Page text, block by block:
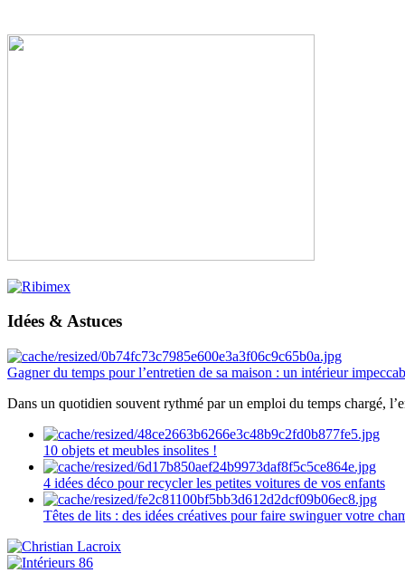
Idées & Astuces
Gagner du temps pour l’entretien de sa maison : un intérieur
Dans un quotidien souvent rythmé par un emploi du temps chargé,
10 objets et meubles insolites !
4 idées déco pour recycler les petites voitures de vos enfants
Têtes de lits : des idées créatives pour faire swinguer votre